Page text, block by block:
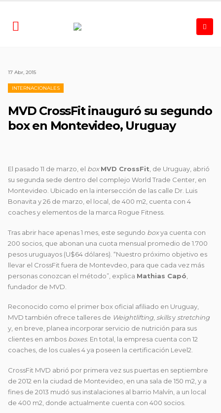
17 Abr, 2015
INTERNACIONALES
MVD CrossFit inauguró su segundo
box en Montevideo, Uruguay
El pasado 11 de marzo, el box MVD CrossFit , de Uruguay, abrió
su segunda sede dentro del complejo World Trade Center, en
Montevideo. Ubicado en la intersección de las calle Dr. Luis
Bonavita y 26 de marzo, el local, de 400 m2, cuenta con 4
coaches y elementos de la marca Rogue Fitness.
Tras abrir hace apenas 1 mes, este segundo boxya cuenta con
200 socios, que abonan una cuota mensual promedio de 1.700
pesos uruguayos (U$64 dólares). “Nuestro próximo objetivo es
llevar el CrossFit fuera de Montevdeo, para que cada vez más
personas conozcan el método”, explica Mathias Capó
fundador de MVD.
Reconocido como el primer box oficial afiliado en Uruguay,
MVD también ofrece talleres de Weightlifting, skillsy stretching
y, en breve, planea incorporar servicio de nutrición para sus
clientes en ambos boxes. En total, la empresa cuenta con 12
coaches, de los cuales 4 ya poseen la certificación Level2.
CrossFit MVD abrió por primera vez sus puertas en septiembre
de 2012 en la ciudad de Montevideo, en una sala de 150 m2, y a
fines de 2013 mudó sus instalaciones al barrio Malvín, a un local
de 400 m2, donde actualmente cuenta con 400 socios.